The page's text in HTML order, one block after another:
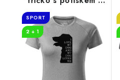
love my dog
SPORT
2 + 1